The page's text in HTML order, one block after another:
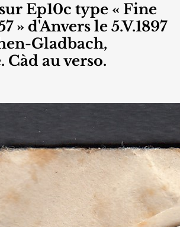
Ep10c type « Fine
» d'Anvers le 5.V.1897
Gladbach,
Càd au verso.